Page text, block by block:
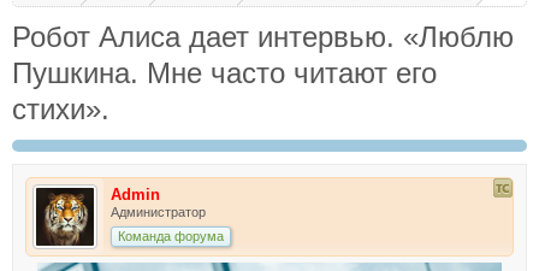
Робот Алиса дает интервью. «Люблю
Пушкина. Мне часто читают его
стихи».
Admin
Администратор
Команда форума